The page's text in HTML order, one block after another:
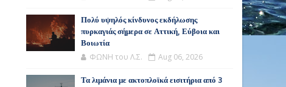
Πολύ υψηλός κίνδυνος εκδήλωσης
πυρκαγιάς σήμερα σε Αττική, Εύβοια και
Βοιωτία
ΦΩΝΗ του Λ.Σ. Aug 06, 2026
Τα λιμάνια με ακτοπλοϊκά εισιτήρια από 3